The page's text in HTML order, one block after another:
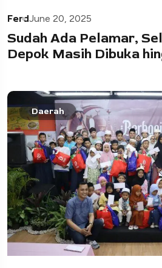
FerdJune 20, 2025
Sudah Ada Pelamar,
Depok Masih Dibuka
Daerah